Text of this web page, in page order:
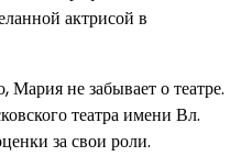
актрисой в
Мария не забывает о театре.
театра имени Вл.
за свои роли.